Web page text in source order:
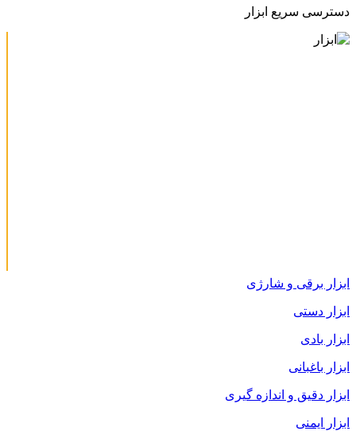
دسترسی سریع ابزار
ابزار برقی و شارژی
ابزار دستی
ابزار بادی
ابزار باغبانی
ابزار دقیق و اندازه گیری
ابزار ایمنی